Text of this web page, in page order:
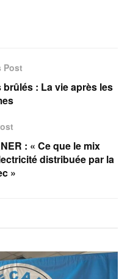
Post
: La vie après les
: « Ce que le mix
distribuée par la
»